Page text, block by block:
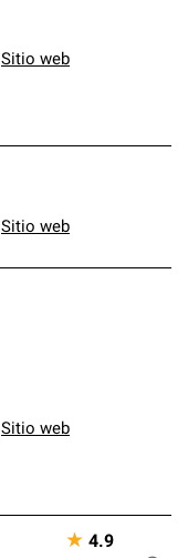
Sitio web
Sitio web
Sitio web
★ 4.9